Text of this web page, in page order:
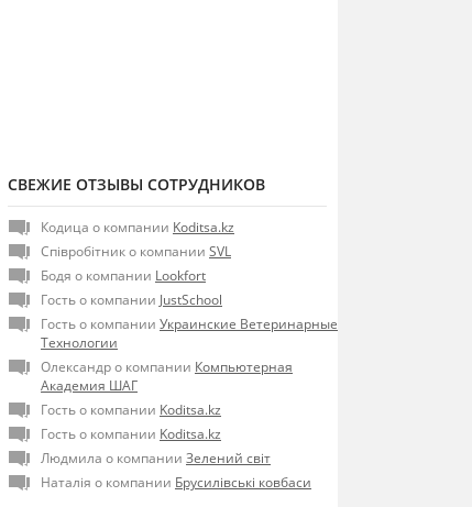
СВЕЖИЕ ОТЗЫВЫ СОТРУДНИКОВ
Кодица о компании Koditsa.kz
Співробітник о компании SVL
Бодя о компании Lookfort
Гость о компании JustSchool
Гость о компании Украинские Ветеринарные
Технологии
Олександр о компании Компьютерная
Академия ШАГ
Гость о компании Koditsa.kz
Гость о компании Koditsa.kz
Людмила о компании Зелений світ
Наталія о компании Брусилівські ковбаси